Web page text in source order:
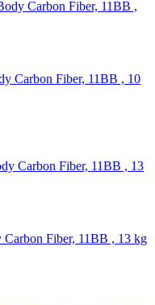
Carbon Fiber, 11BB , 10
Fiber, 11BB , 13 kg